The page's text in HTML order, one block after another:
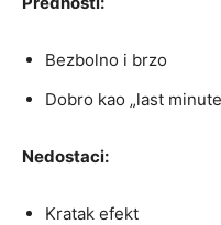
Bezbolno i brzo
Dobro kao „last
Nedostaci:
Kratak efekt